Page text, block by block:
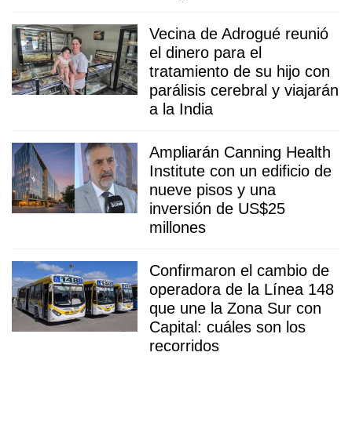
Vecina de Adrogué reunió
el dinero para el
tratamiento de su hijo con
parálisis cerebral y viajarán
a la India
Ampliarán Canning Health
Institute con un edificio de
nueve pisos y una
inversión de US$25
millones
Confirmaron el cambio de
operadora de la Línea 148
que une la Zona Sur con
Capital: cuáles son los
recorridos